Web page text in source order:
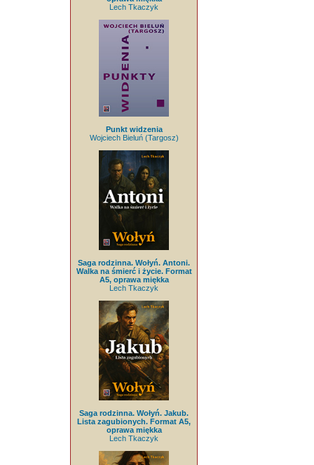
Lech Tkaczyk
Punkt widzenia
Wojciech Bieluń (Targosz)
Saga rodzinna. Wołyń. Antoni.
Walka na śmierć i życie. Format
A5, oprawa miękka
Lech Tkaczyk
Saga rodzinna. Wołyń. Jakub.
Lista zagubionych. Format A5,
oprawa miękka
Lech Tkaczyk